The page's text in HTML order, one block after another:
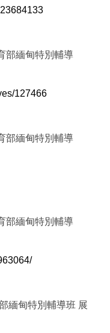
部緬甸特別輔導
127466
部緬甸特別輔導
部緬甸特別輔導
緬甸特別輔導班 展